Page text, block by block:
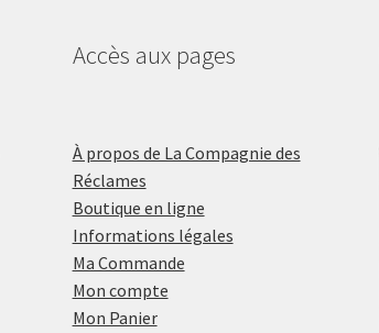
Accès aux pages
À propos de La Compagnie des
Réclames
Boutique en ligne
Informations légales
Ma Commande
Mon compte
Mon Panier